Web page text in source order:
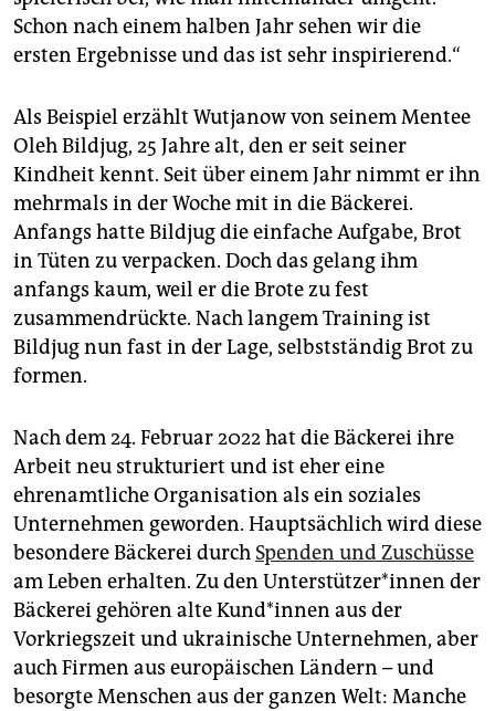
Schon nach einem halben Jahr sehen wir die
ersten Ergebnisse und das ist sehr inspirierend.“
Als Beispiel erzählt Wutjanow von seinem Mentee
Oleh Bildjug, 25 Jahre alt, den er seit seiner
Kindheit kennt. Seit über einem Jahr nimmt er ihn
mehrmals in der Woche mit in die Bäckerei.
Anfangs hatte Bildjug die einfache Aufgabe, Brot
in Tüten zu verpacken. Doch das gelang ihm
anfangs kaum, weil er die Brote zu fest
zusammendrückte. Nach langem Training ist
Bildjug nun fast in der Lage, selbstständig Brot zu
formen.
Nach dem 24. Februar 2022 hat die Bäckerei ihre
Arbeit neu strukturiert und ist eher eine
ehrenamtliche Organisation als ein soziales
Unternehmen geworden. Hauptsächlich wird diese
besondere Bäckerei durch Spenden und Zuschüsse
am Leben erhalten. Zu den Un­ter­stüt­ze­r*in­nen der
Bäckerei gehören alte Kun­d*in­nen aus der
Vorkriegszeit und ukrainische Unternehmen, aber
auch Firmen aus europäischen Ländern – und
besorgte Menschen aus der ganzen Welt: Manche